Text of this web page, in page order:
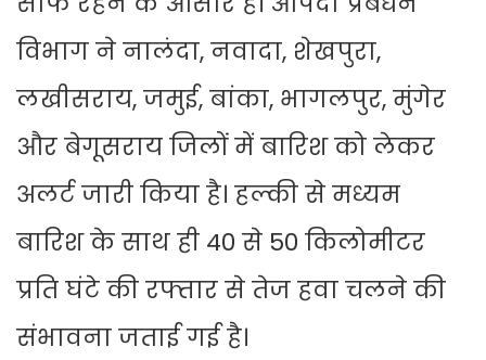
विभाग ने नालंदा, नवादा, शेखपुरा,
लखीसराय, जमुई, बांका, भागलपुर, मुंगेर
और बेगूसराय जिलों में बारिश को लेकर
अलर्ट जारी किया है। हल्की से मध्यम
बारिश के साथ ही 40 से 50 किलोमीटर
प्रति घंटे की रफ्तार से तेज हवा चलने की
संभावना जताई गई है।